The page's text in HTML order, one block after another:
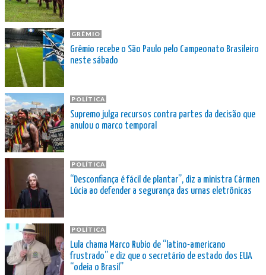
GRÊMIO
Grêmio recebe o São Paulo pelo Campeonato Brasileiro
neste sábado
POLÍTICA
Supremo julga recursos contra partes da decisão que
anulou o marco temporal
POLÍTICA
“Desconfiança é fácil de plantar”, diz a ministra Cármen
Lúcia ao defender a segurança das urnas eletrônicas
POLÍTICA
Lula chama Marco Rubio de “latino-americano
frustrado” e diz que o secretário de estado dos EUA
“odeia o Brasil”